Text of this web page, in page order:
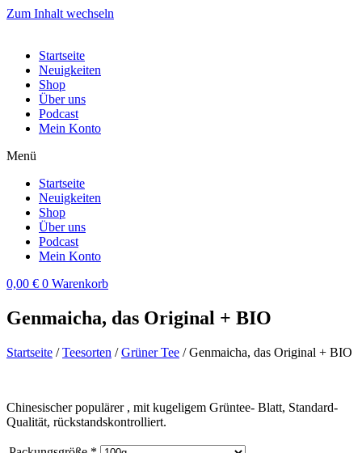
Zum Inhalt wechseln
Startseite
Neuigkeiten
Shop
Über uns
Podcast
Mein Konto
Menü
Startseite
Neuigkeiten
Shop
Über uns
Podcast
Mein Konto
0,00 € 0 Warenkorb
Genmaicha, das Original + BIO
Startseite /Teesorten /Grüner Tee / Genmaicha, das Original + BIO
Chinesischer populärer , mit kugeligem Grüntee- Blatt, Standard-
Qualität, rückstandskontrolliert.